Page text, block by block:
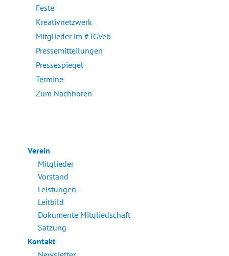
Feste
Kreativnetzwerk
Mitglieder im #TGVeb
Pressemitteilungen
Pressespiegel
Termine
Zum Nachhören
Verein
Mitglieder
Vorstand
Leistungen
Leitbild
Dokumente Mitgliedschaft
Satzung
Kontakt